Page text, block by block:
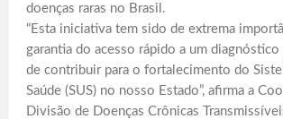
doenças raras no Brasil.
“Esta iniciativa tem sido de extrema
garantia do acesso rápido a um
de contribuir para o fortalecimento do
Saúde (SUS) no nosso Estado”, afirma a
Divisão de Doenças Crônicas